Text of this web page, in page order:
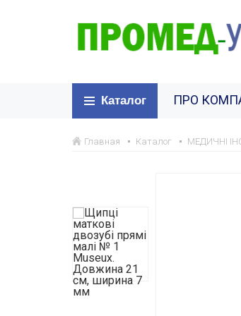
Каталог ПРО
Главная Каталог МЕДИЧНІ